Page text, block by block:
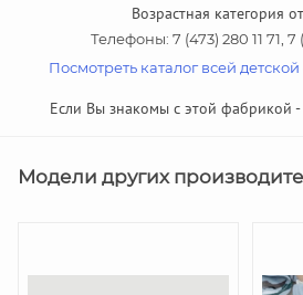
Возрастная категория
Телефоны: 7 (473) 280 11 71, 7
Посмотреть каталог всей
Если Вы знакомы с этой фабрикой -
Модели других